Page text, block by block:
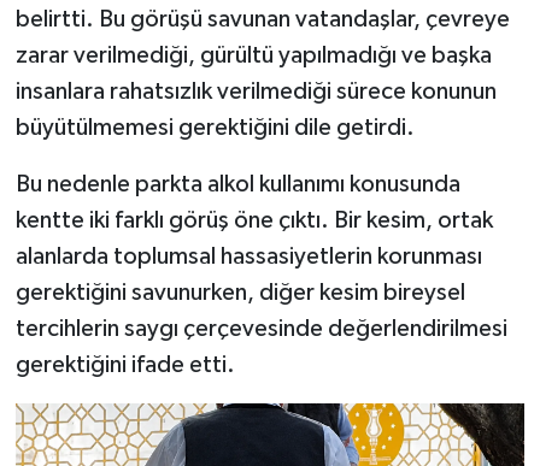
belirtti. Bu görüşü savunan vatandaşlar, çevreye
zarar verilmediği, gürültü yapılmadığı ve başka
insanlara rahatsızlık verilmediği sürece konunun
büyütülmemesi gerektiğini dile getirdi.
Bu nedenle parkta alkol kullanımı konusunda
kentte iki farklı görüş öne çıktı. Bir kesim, ortak
alanlarda toplumsal hassasiyetlerin korunması
gerektiğini savunurken, diğer kesim bireysel
tercihlerin saygı çerçevesinde değerlendirilmesi
gerektiğini ifade etti.